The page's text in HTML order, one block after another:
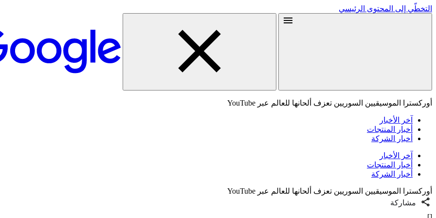
التخطّي إلى المحتوى الرئيسي
أوركسترا الموسيقيين السوريين تعزف ألحانها للعالم عبر YouTube
آخر الأخبار
أخبار المنتجات
أخبار الشركة
آخر الأخبار
أخبار المنتجات
أخبار الشركة
أوركسترا الموسيقيين السوريين تعزف ألحانها للعالم عبر YouTube
مشاركة